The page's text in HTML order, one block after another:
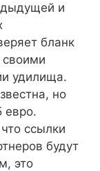
и
бланк
своими
удилища.
но
евро.
ссылки
будут
это